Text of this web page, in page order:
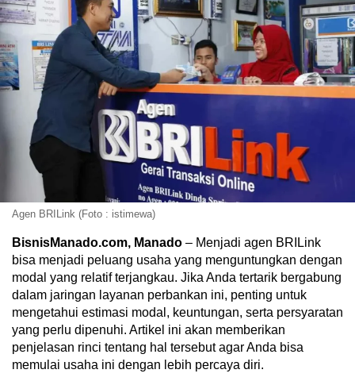
Agen BRILink (Foto : istimewa)
BisnisManado.com, Manado – Menjadi agen BRILink
bisa menjadi peluang usaha yang menguntungkan dengan
modal yang relatif terjangkau. Jika Anda tertarik bergabung
dalam jaringan layanan perbankan ini, penting untuk
mengetahui estimasi modal, keuntungan, serta persyaratan
yang perlu dipenuhi. Artikel ini akan memberikan
penjelasan rinci tentang hal tersebut agar Anda bisa
memulai usaha ini dengan lebih percaya diri.